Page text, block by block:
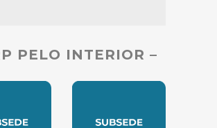
PELO INTERIOR –